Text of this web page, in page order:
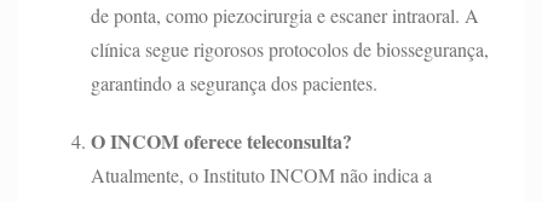
de ponta, como piezocirurgia e escaner intraoral. A
clínica segue rigorosos protocolos de biossegurança,
garantindo a segurança dos pacientes.
O INCOM oferece teleconsulta?
Atualmente, o Instituto INCOM não indica a